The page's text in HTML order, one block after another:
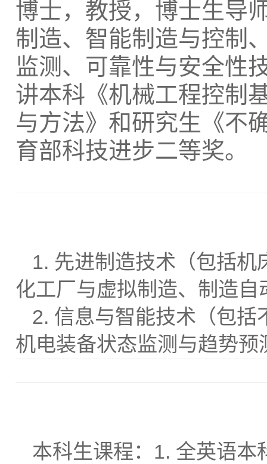
博士，教授，博士生导
制造、智能制造与控制
监测、可靠性与安全性
讲本科《机械工程控制
与方法》和研究生《不
育部科技进步二等奖。
1. 先进制造技术（包括
化工厂与虚拟制造、制造自
2. 信息与智能技术（包
机电装备状态监测与趋势预
本科生课程：1. 全英语本